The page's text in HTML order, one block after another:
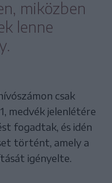
miközben
lenne
csak
medvék jelenlétére
fogadtak, és idén
történt, amely a
igényelte.